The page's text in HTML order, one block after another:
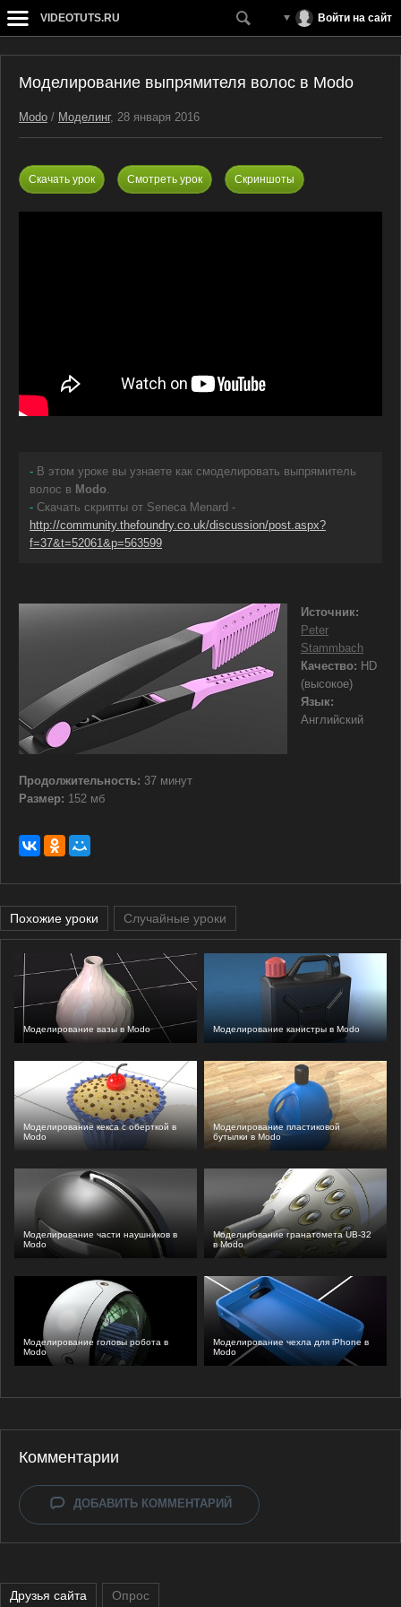
VIDEOTUTS.RU Войти на сайт
Моделирование выпрямителя волос в Modo
Modo / Моделинг, 28 января 2016
Скачать урок Смотреть урок Скриншоты
- В этом уроке вы узнаете как смоделировать выпрямитель
волос в Modo.
- Скачать скрипты от Seneca Menard -
http://community.thefoundry.co.uk/discussion/post.aspx?
f=37&t=52061&p=563599
Источник:
Peter
Stammbach
Качество: HD
(высокое)
Язык:
Английский
Продолжительность: 37 минут
Размер: 152 мб
Похожие уроки Случайные уроки
Моделирование вазы в Modo Моделирование канистры в Modo
Моделирование кекса с оберткой в
Modo
Моделирование пластиковой
бутылки в Modo
Моделирование части наушников в
Modo
Моделирование гранатомета UB-32
в Modo
Моделирование головы робота в
Modo
Моделирование чехла для iPhone в
Modo
Комментарии
ДОБАВИТЬ КОММЕНТАРИЙ
Друзья сайта Опрос